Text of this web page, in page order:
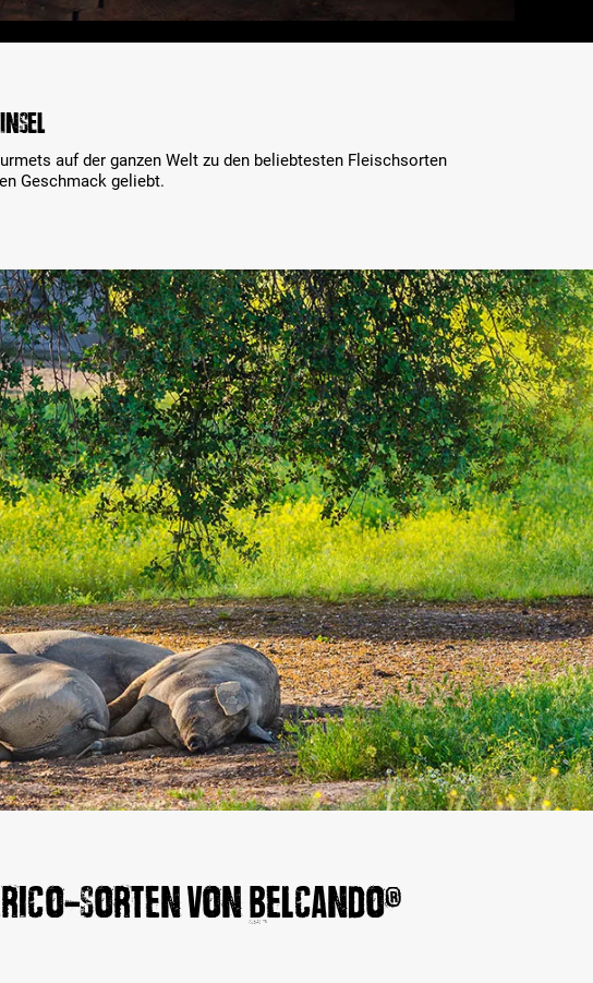
auf der ganzen Welt zu den beliebtesten Fleischsorten
Geschmack geliebt.
Sorten von Belcando®